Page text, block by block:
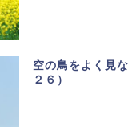
空の鳥をよく見
２６）